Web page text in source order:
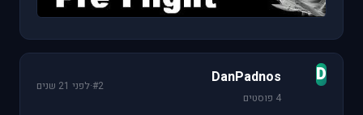
D
DanPadnos
4 פוסטים
#2
·לפני 21 שנים